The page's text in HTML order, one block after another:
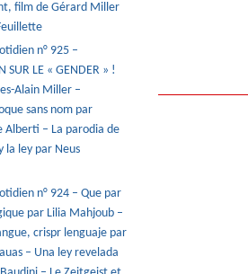
film de Gérard Miller
n° 925 –
SUR LE « GENDER » !
Alain Miller –
sans nom par
Alberti – La parodia de
la ley par Neus
n° 924 – Que par
par Lilia Mahjoub –
crispr lenguaje par
– Una ley revelada